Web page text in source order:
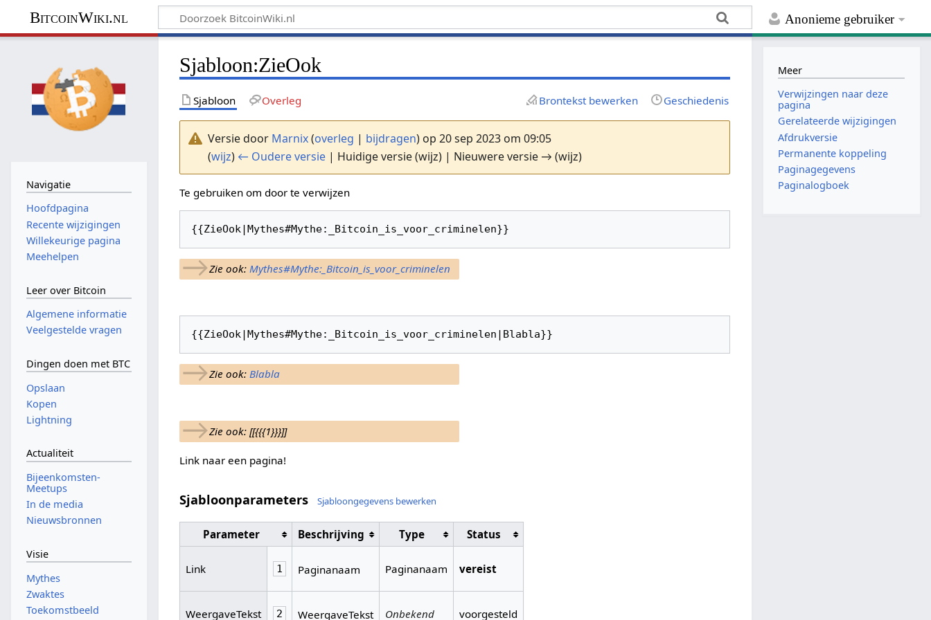
Anonieme gebruiker
BitcoinWiki.nl
Sjabloon:ZieOok
Sjabloon Overleg Brontekst bewerken Geschiedenis
Versie door Marnix(overleg | bijdragen) op 20 sep 2023 om 09:05
(wijz) ← Oudere versie | Huidige versie (wijz) | Nieuwere versie → (wijz)
Te gebruiken om door te verwijzen
{{ZieOok|Mythes#Mythe:_Bitcoin_is_voor_criminelen}}
→Zie ook:Mythes#Mythe:_Bitcoin_is_voor_criminelen
{{ZieOok|Mythes#Mythe:_Bitcoin_is_voor_criminelen|Blabla}}
→Zie ook:Blabla
→Zie ook: [[{{{1}}}]]
Link naar een pagina!
Sjabloonparameters Sjabloongegevens bewerken
Parameter Beschrijving Type Status
Link 1 Paginanaam Paginanaam vereist
WeergaveTekst 2 WeergaveTekst Onbekend voorgesteld
Navigatie
Hoofdpagina
Recente wijzigingen
Willekeurige pagina
Meehelpen
Leer over Bitcoin
Algemene informatie
Veelgestelde vragen
Dingen doen met BTC
Opslaan
Kopen
Lightning
Actualiteit
Bijeenkomsten-
Meetups
In de media
Nieuwsbronnen
Visie
Mythes
Zwaktes
Toekomstbeeld
Meer
Verwijzingen naar deze
pagina
Gerelateerde wijzigingen
Afdrukversie
Permanente koppeling
Paginagegevens
Paginalogboek